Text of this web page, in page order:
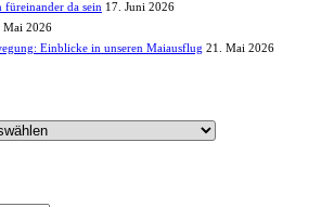
da sein 17. Juni 2026
Mai 2026
Einblicke in unseren Maiausflug 21. Mai 2026